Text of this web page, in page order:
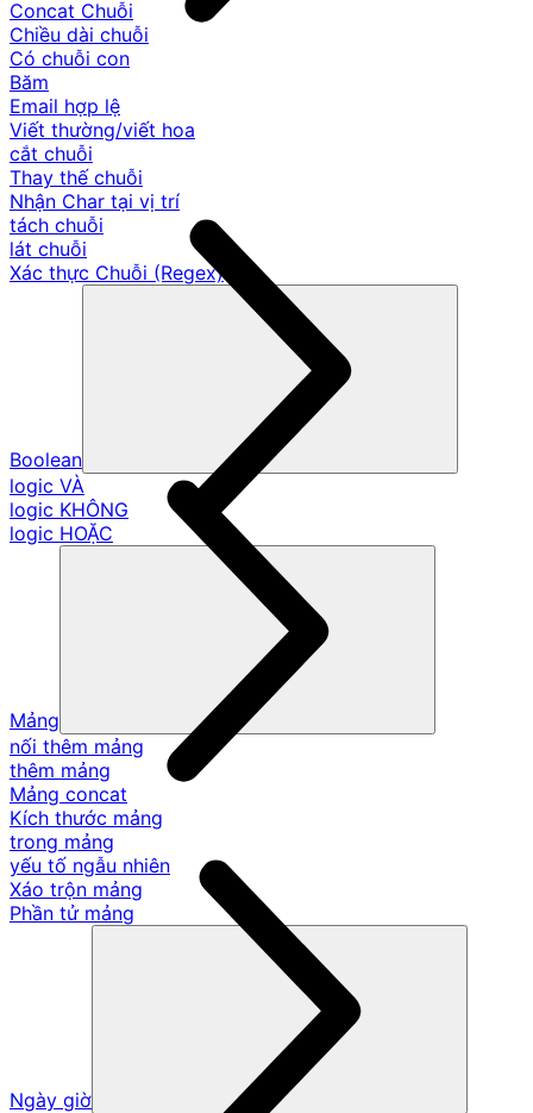
Concat Chuỗi
Chiều dài chuỗi
Có chuỗi con
Băm
Email hợp lệ
Viết thường/viết hoa
cắt chuỗi
Thay thế chuỗi
Nhận Char tại vị trí
tách chuỗi
lát chuỗi
Xác thực Chuỗi (Regex)
Boolean
logic VÀ
logic KHÔNG
logic HOẶC
Mảng
nối thêm mảng
thêm mảng
Mảng concat
Kích thước mảng
trong mảng
yếu tố ngẫu nhiên
Xáo trộn mảng
Phần tử mảng
Ngày giờ